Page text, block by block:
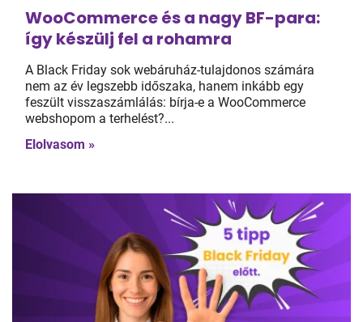
WooCommerce és a nagy BF-para:
így készülj fel a rohamra
A Black Friday sok webáruház-tulajdonos számára
nem az év legszebb időszaka, hanem inkább egy
feszült visszaszámlálás: bírja-e a WooCommerce
webshopom a terhelést?...
Elolvasom »